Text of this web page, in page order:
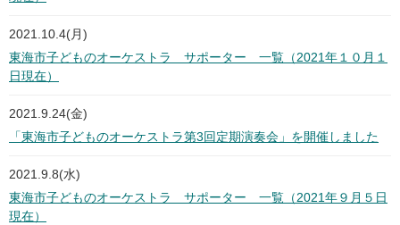
2021.10.4(月)
東海市子どものオーケストラ サポーター 一覧（2021年１０月１
日現在）
2021.9.24(金)
「東海市子どものオーケストラ第3回定期演奏会」を開催しました
2021.9.8(水)
東海市子どものオーケストラ サポーター 一覧（2021年９月５日
現在）